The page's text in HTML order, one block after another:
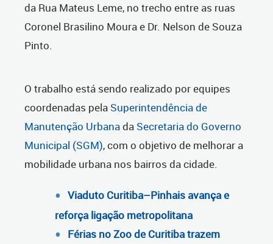
da Rua Mateus Leme, no trecho entre as ruas
Coronel Brasilino Moura e Dr. Nelson de Souza
Pinto.
O trabalho está sendo realizado por equipes
coordenadas pela Superintendência de
Manutenção Urbanada Secretaria do Governo
Municipal (SGM), com o objetivo de melhorar a
mobilidade urbana nos bairros da cidade.
Viaduto Curitiba–Pinhais avança e
reforça ligação metropolitana
Férias no Zoo de Curitiba trazem